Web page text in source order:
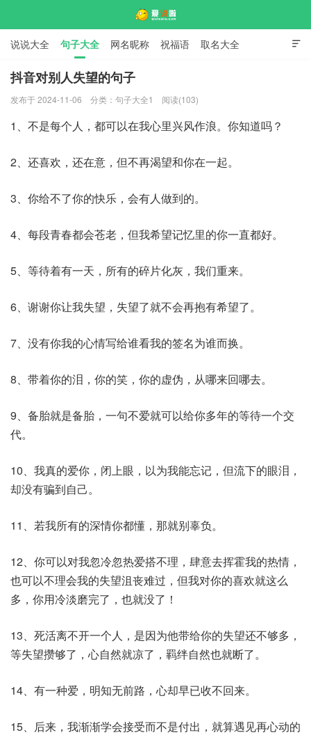

说说大全 句子大全 网名昵称 祝福语 取名大全
标语口号 签名大全
抖音对别人失望的句子
发布于 2024-11-06 分类： 句子大全1 阅读(103)
1、不是每个人，都可以在我心里兴风作浪。你知道吗？
2、还喜欢，还在意，但不再渴望和你在一起。
3、你给不了你的快乐，会有人做到的。
4、每段青春都会苍老，但我希望记忆里的你一直都好。
5、等待着有一天，所有的碎片化灰，我们重来。
6、谢谢你让我失望，失望了就不会再抱有希望了。
7、没有你我的心情写给谁看我的签名为谁而换。
8、带着你的泪，你的笑，你的虚伪，从哪来回哪去。
9、备胎就是备胎，一句不爱就可以给你多年的等待一个交
代。
10、我真的爱你，闭上眼，以为我能忘记，但流下的眼泪，
却没有骗到自己。
11、若我所有的深情你都懂，那就别辜负。
12、你可以对我忽冷忽热爱搭不理，肆意去挥霍我的热情，
也可以不理会我的失望沮丧难过，但我对你的喜欢就这么
多，你用冷淡磨完了，也就没了！
13、死活离不开一个人，是因为他带给你的失望还不够多，
等失望攒够了，心自然就凉了，羁绊自然也就断了。
14、有一种爱，明知无前路，心却早已收不回来。
15、后来，我渐渐学会接受而不是付出，就算遇见再心动的